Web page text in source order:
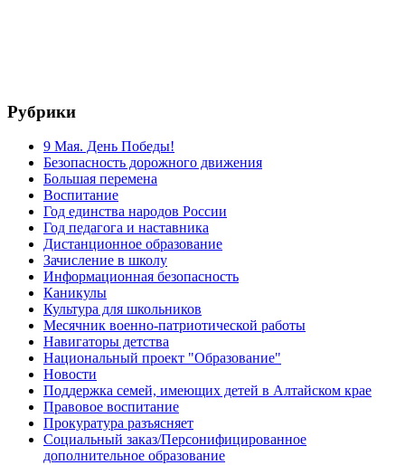
Рубрики
9 Мая. День Победы!
Безопасность дорожного движения
Большая перемена
Воспитание
Год единства народов России
Год педагога и наставника
Дистанционное образование
Зачисление в школу
Информационная безопасность
Каникулы
Культура для школьников
Месячник военно-патриотической работы
Навигаторы детства
Национальный проект "Образование"
Новости
Поддержка семей, имеющих детей в Алтайском крае
Правовое воспитание
Прокуратура разъясняет
Социальный заказ/Персонифицированное
дополнительное образование